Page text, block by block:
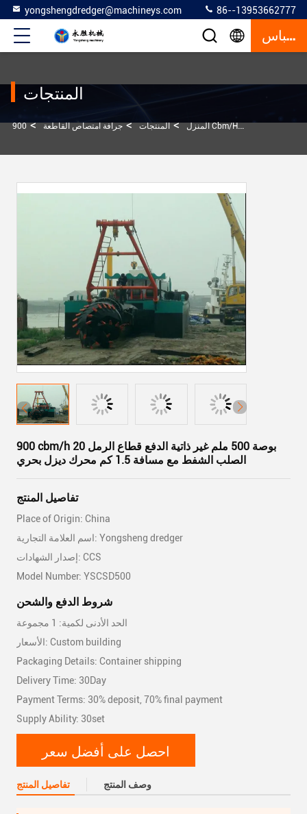
yongshengdredger@machineys.com 86--13953662777
إقتباس
المنتجات
المنزل > المنتجات > جرافة امتصاص القاطعة >
900 cbm/h 20 بوصة 500 ملم غير ذاتية الدفع قطاع الرمل
الصلب الشفط مع مسافة 1.5 كم محرك ديزل بحري
تفاصيل المنتج
Place of Origin: China
اسم العلامة التجارية: Yongsheng dredger
إصدار الشهادات: CCS
Model Number: YSCSD500
شروط الدفع والشحن
الحد الأدنى لكمية: 1 مجموعة
الأسعار: Custom building
Packaging Details: Container shipping
Delivery Time: 30Day
Payment Terms: 30% deposit, 70% final payment
Supply Ability: 30set
احصل على أفضل سعر
تفاصيل المنتج وصف المنتج